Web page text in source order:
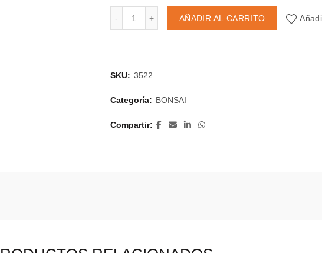
Docena de Bonsai Lavandas cantidad
AÑADIR AL CARRITO
SKU: 3522
Categoría: BONSAI
Compartir